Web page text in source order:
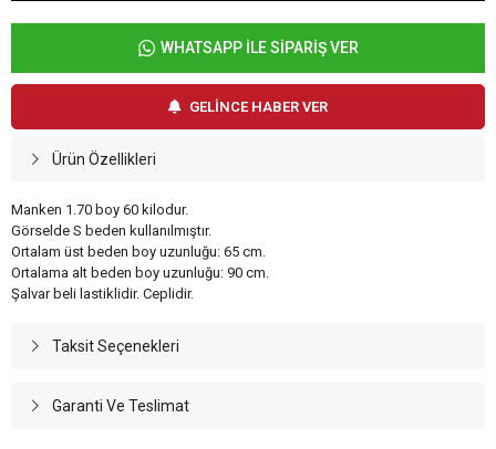
WHATSAPP İLE SİPARİŞ VER
GELİNCE HABER VER
Ürün Özellikleri
Manken 1.70 boy 60 kilodur.
Görselde S beden kullanılmıştır.
Ortalam üst beden boy uzunluğu: 65 cm.
Ortalama alt beden boy uzunluğu: 90 cm.
Şalvar beli lastiklidir. Ceplidir.
Taksit Seçenekleri
Garanti Ve Teslimat